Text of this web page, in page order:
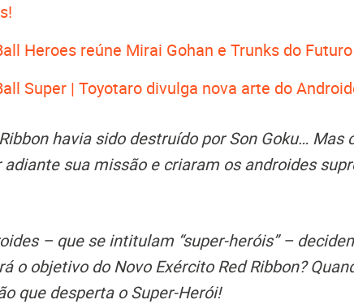
Heroes reúne Mirai Gohan e Trunks do Futuro
Super | Toyotaro divulga nova arte do
havia sido destruído por Son Goku… Mas
sua missão e criaram os androides
– que se intitulam “super-heróis” –
o objetivo do Novo Exército Red Ribbon?
que desperta o Super-Herói!